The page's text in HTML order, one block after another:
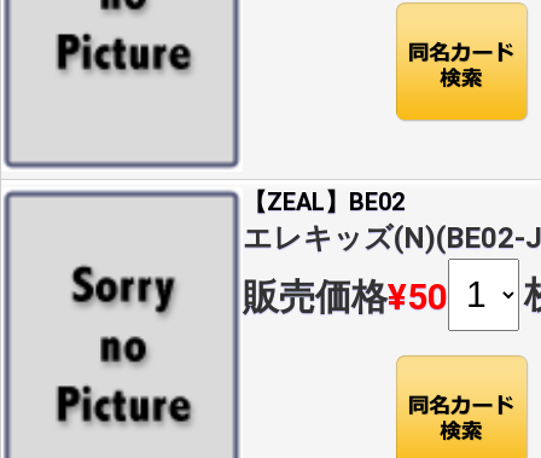
【ZEAL】BE02
エレキッズ(N)(BE02-
販売価格¥50